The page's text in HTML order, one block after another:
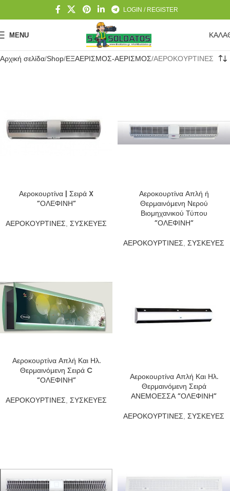
LOGIN / REGISTER
MENU
Αρχική σελίδα Shop ΕΞΑΕΡΙΣΜΟΣ-ΑΕΡΙΣΜΟΣ ΑΕΡΟΚΟΥΡΤΙΝΕΣ
Αεροκουρτίνα | Σειρά X
”ΟΛΕΦΙΝΗ”
ΑΕΡΟΚΟΥΡΤΙΝΕΣ ΣΥΣΚΕΥΕΣ
Αεροκουρτίνα Απλή ή
Θερμαινόμενη Νερού
Βιομηχανικού Τύπου
”ΟΛΕΦΙΝΗ”
ΑΕΡΟΚΟΥΡΤΙΝΕΣ ΣΥΣΚΕΥΕΣ
Αεροκουρτίνα Απλή Και Ηλ.
Θερμαινόμενη Σειρά C
”ΟΛΕΦΙΝΗ”
ΑΕΡΟΚΟΥΡΤΙΝΕΣ, ΣΥΣΚΕΥΕΣ
Αεροκουρτίνα Απλή Και Ηλ.
Θερμαινόμενη Σειρά
ΑΝΕΜΟΕΣΣΑ ”ΟΛΕΦΙΝΗ”
ΑΕΡΟΚΟΥΡΤΙΝΕΣ ΣΥΣΚΕΥΕΣ